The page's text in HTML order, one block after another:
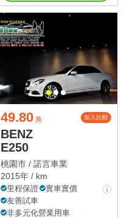
49.80 萬 加入比較
BENZ
E250
桃園市 / 諾言車業
2015年 / km
里程保證
實車實價
友善試車
非多元化營業用車